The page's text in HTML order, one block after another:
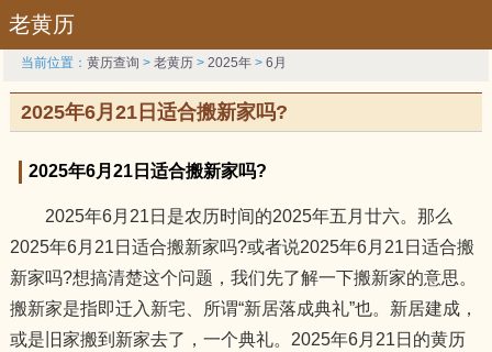
老黄历
当前位置：黄历查询 >老黄历 >2025年 >6月
2025年6月21日适合搬新家吗?
2025年6月21日适合搬新家吗?
2025年6月21日是农历时间的2025年五月廿六。那么
2025年6月21日适合搬新家吗?或者说2025年6月21日适合搬
新家吗?想搞清楚这个问题，我们先了解一下搬新家的意思。
搬新家是指即迁入新宅、所谓“新居落成典礼”也。新居建成，
或是旧家搬到新家去了，一个典礼。2025年6月21日的黄历